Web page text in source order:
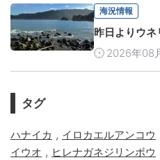
海況情報
昨日よりウ
2026年08
タグ
ハナイカ , イロカエルアンコウ
イウオ , ヒレナガネジリンボウ